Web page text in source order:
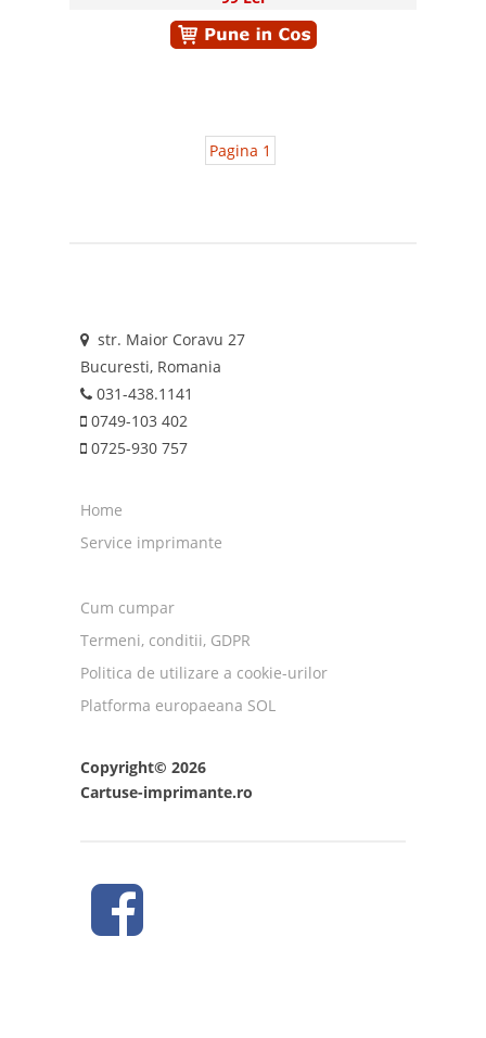
Pagina 1
str. Maior Coravu 27
Bucuresti, Romania
031-438.1141
0749-103 402
0725-930 757
Home
Service imprimante
Cum cumpar
Termeni, conditii, GDPR
Politica de utilizare a cookie-urilor
Platforma europaeana SOL
Copyright© 2026
Cartuse-imprimante.ro